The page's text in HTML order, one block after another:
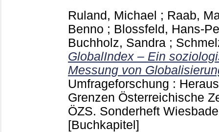
Ruland, Michael ; Raab,
Benno ; Blossfeld, Hans-
Buchholz, Sandra ;
GlobalIndex – Ein
Messung von
Umfrageforschung :
Grenzen Österreichische
ÖZS. Sonderheft
[Buchkapitel]